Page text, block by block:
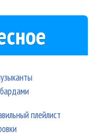
плейлист